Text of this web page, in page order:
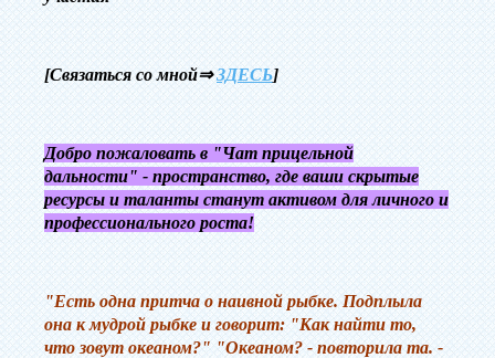
[Связаться со мной⇒ЗДЕСЬ]
Добро пожаловать в "Чат прицельной
дальности" - пространство, где ваши скрытые
ресурсы и таланты станут активом для личного и
профессионального роста!
"Есть одна притча о наивной рыбке. Подплыла
она к мудрой рыбке и говорит: "Как найти то,
что зовут океаном?" "Океаном? - повторила та. -